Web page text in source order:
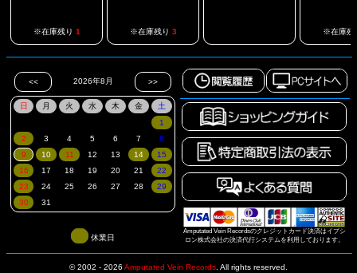
※在庫残り 1 ※在庫残り 3 ※在庫残
Amputated Vein Recordsのクレジットカード決済はイプシ
ロン株式会社の決済代行システムを利用しております。
休業日
© 2002 - 2026 Amputated Vein Records All rights reserved.